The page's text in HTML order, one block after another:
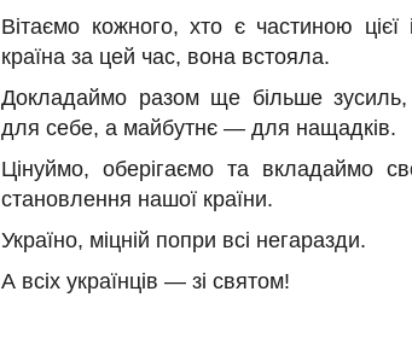
Вітаємо кожного, хто є частиною цієї
країна за цей час, вона встояла.
Докладаймо разом ще більше
для себе, а майбутнє — для нащадків.
Цінуймо, оберігаємо та вкладаймо
становлення нашої країни.
Україно, міцній попри всі негаразди.
А всіх українців — зі святом!